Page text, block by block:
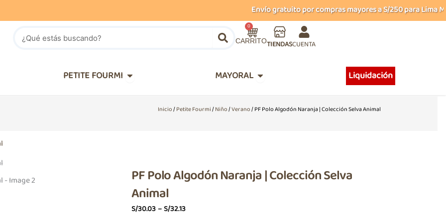
Envío gratuito por compras mayores a S/250 para Lima
0
Carrito
TIENDASCUENTA
PETITE FOURMI Abrir PETITE FOURMI MAYORAL Abrir MAYORAL Liquidación
Inicio/Petite Fourmi/Niño/Verano/ PF Polo Algodón Naranja | Colección Selva Animal
PF Polo Algodón Naranja | Colección Selva
Animal
S/30.03 –S/32.13Price